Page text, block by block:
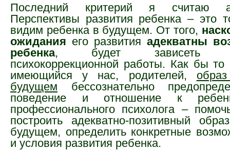
Последний критерий я считаю
Перспективы развития ребенка – это
видим ребенка в будущем. От того,
ожидания его развития адекватны
ребенка, будет зависеть
психокоррекционной работы. Как бы
имеющийся у нас, родителей,
будущем бессознательно
поведение и отношение к
профессионального психолога –
построить адекватно-позитивный
будущем, определить конкретные
и условия развития ребенка.